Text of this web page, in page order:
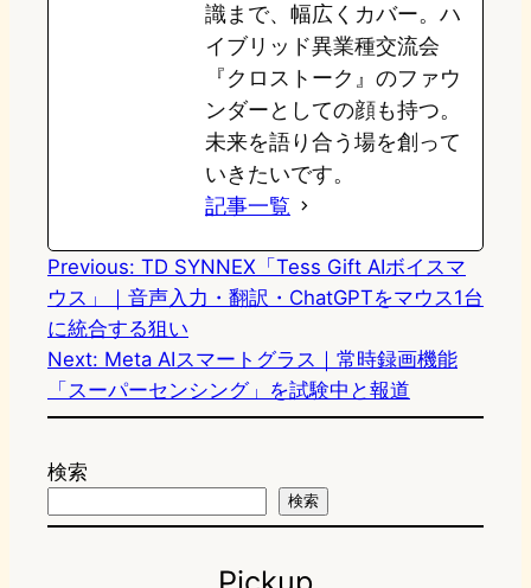
識まで、幅広くカバー。ハ
イブリッド異業種交流会
『クロストーク』のファウ
ンダーとしての顔も持つ。
未来を語り合う場を創って
いきたいです。
記事一覧
Previous: TD SYNNEX「Tess Gift AIボイスマ
ウス」｜音声入力・翻訳・ChatGPTをマウス1台
に統合する狙い
Next: Meta AIスマートグラス｜常時録画機能
「スーパーセンシング」を試験中と報道
検索
検索